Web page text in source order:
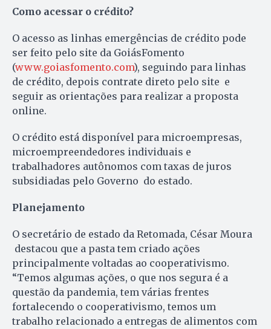
Como acessar o crédito?
O acesso as linhas emergências de crédito pode
ser feito pelo site da GoiásFomento
(www.goiasfomento.com), seguindo para linhas
de crédito, depois contrate direto pelo site e
seguir as orientações para realizar a proposta
online.
O crédito está disponível para microempresas,
microempreendedores individuais e
trabalhadores autônomos com taxas de juros
subsidiadas pelo Governo do estado.
Planejamento
O secretário de estado da Retomada, César Moura
destacou que a pasta tem criado ações
principalmente voltadas ao cooperativismo.
“Temos algumas ações, o que nos segura é a
questão da pandemia, tem várias frentes
fortalecendo o cooperativismo, temos um
trabalho relacionado a entregas de alimentos com